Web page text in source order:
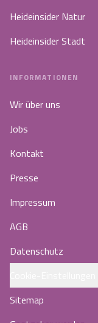
Heideinsider Natur
Heideinsider Stadt
INFORMATIONEN
Wir über uns
Jobs
Kontakt
Presse
Impressum
AGB
Datenschutz
Sitemap